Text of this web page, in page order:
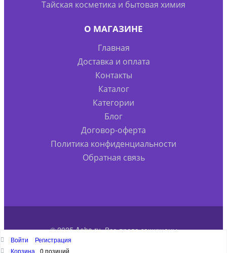
Тайская косметика и бытовая химия
О МАГАЗИНЕ
Главная
Доставка и оплата
Контакты
Каталог
Категории
Блог
Договор-оферта
Политика конфиденциальности
Обратная связь
© 2025 Aoha.ru. Все права защищены
Войти
Регистрация
Корзина
0 позиций